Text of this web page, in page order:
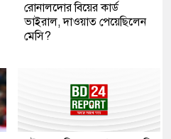
রোনালদোর বিয়ের কার্ড
ভাইরাল, দাওয়াত পেয়েছিলেন
মেসি?